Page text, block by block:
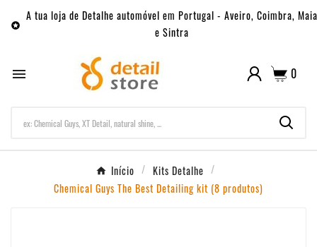

A tua loja de Detalhe automóvel em Portugal - Aveiro, Coimbra, Maia
e Sintra
 0
Início
Kits Detalhe
Chemical Guys The Best Detailing kit (8 produtos)